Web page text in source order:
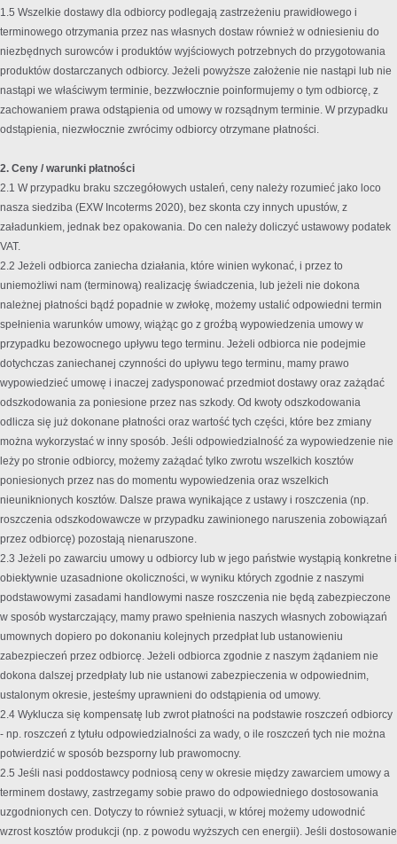
1.5 Wszelkie dostawy dla odbiorcy podlegają zastrzeżeniu prawidłowego i
terminowego otrzymania przez nas własnych dostaw również w odniesieniu do
niezbędnych surowców i produktów wyjściowych potrzebnych do przygotowania
produktów dostarczanych odbiorcy. Jeżeli powyższe założenie nie nastąpi lub nie
nastąpi we właściwym terminie, bezzwłocznie poinformujemy o tym odbiorcę, z
zachowaniem prawa odstąpienia od umowy w rozsądnym terminie. W przypadku
odstąpienia, niezwłocznie zwrócimy odbiorcy otrzymane płatności.
2. Ceny / warunki płatności
2.1 W przypadku braku szczegółowych ustaleń, ceny należy rozumieć jako loco
nasza siedziba (EXW Incoterms 2020), bez skonta czy innych upustów, z
załadunkiem, jednak bez opakowania. Do cen należy doliczyć ustawowy podatek
VAT.
2.2 Jeżeli odbiorca zaniecha działania, które winien wykonać, i przez to
uniemożliwi nam (terminową) realizację świadczenia, lub jeżeli nie dokona
należnej płatności bądź popadnie w zwłokę, możemy ustalić odpowiedni termin
spełnienia warunków umowy, wiążąc go z groźbą wypowiedzenia umowy w
przypadku bezowocnego upływu tego terminu. Jeżeli odbiorca nie podejmie
dotychczas zaniechanej czynności do upływu tego terminu, mamy prawo
wypowiedzieć umowę i inaczej zadysponować przedmiot dostawy oraz zażądać
odszkodowania za poniesione przez nas szkody. Od kwoty odszkodowania
odlicza się już dokonane płatności oraz wartość tych części, które bez zmiany
można wykorzystać w inny sposób. Jeśli odpowiedzialność za wypowiedzenie nie
leży po stronie odbiorcy, możemy zażądać tylko zwrotu wszelkich kosztów
poniesionych przez nas do momentu wypowiedzenia oraz wszelkich
nieuniknionych kosztów. Dalsze prawa wynikające z ustawy i roszczenia (np.
roszczenia odszkodowawcze w przypadku zawinionego naruszenia zobowiązań
przez odbiorcę) pozostają nienaruszone.
2.3 Jeżeli po zawarciu umowy u odbiorcy lub w jego państwie wystąpią konkretne i
obiektywnie uzasadnione okoliczności, w wyniku których zgodnie z naszymi
podstawowymi zasadami handlowymi nasze roszczenia nie będą zabezpieczone
w sposób wystarczający, mamy prawo spełnienia naszych własnych zobowiązań
umownych dopiero po dokonaniu kolejnych przedpłat lub ustanowieniu
zabezpieczeń przez odbiorcę. Jeżeli odbiorca zgodnie z naszym żądaniem nie
dokona dalszej przedpłaty lub nie ustanowi zabezpieczenia w odpowiednim,
ustalonym okresie, jesteśmy uprawnieni do odstąpienia od umowy.
2.4 Wyklucza się kompensatę lub zwrot płatności na podstawie roszczeń odbiorcy
- np. roszczeń z tytułu odpowiedzialności za wady, o ile roszczeń tych nie można
potwierdzić w sposób bezsporny lub prawomocny.
2.5 Jeśli nasi poddostawcy podniosą ceny w okresie między zawarciem umowy a
terminem dostawy, zastrzegamy sobie prawo do odpowiedniego dostosowania
uzgodnionych cen. Dotyczy to również sytuacji, w której możemy udowodnić
wzrost kosztów produkcji (np. z powodu wyższych cen energii). Jeśli dostosowanie